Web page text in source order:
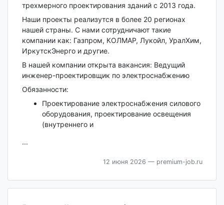
трехмерного проектирования зданий с 2013 года.
Наши проекты реализутся в более 20 регионах
нашей страны. С нами сотрудничают такие
компании как: Газпром, КОЛМАР, Лукойл, УралХим,
ИркутскЭнерго и другие.
В нашей компании открыта вакансия: Ведущий
инженер-проектировщик по электроснабжению
Обязанности:
Проектирование электроснабжения силового
оборудования, проектирование освещения
(внутреннего и
...
12 июня 2026 — premium-job.ru